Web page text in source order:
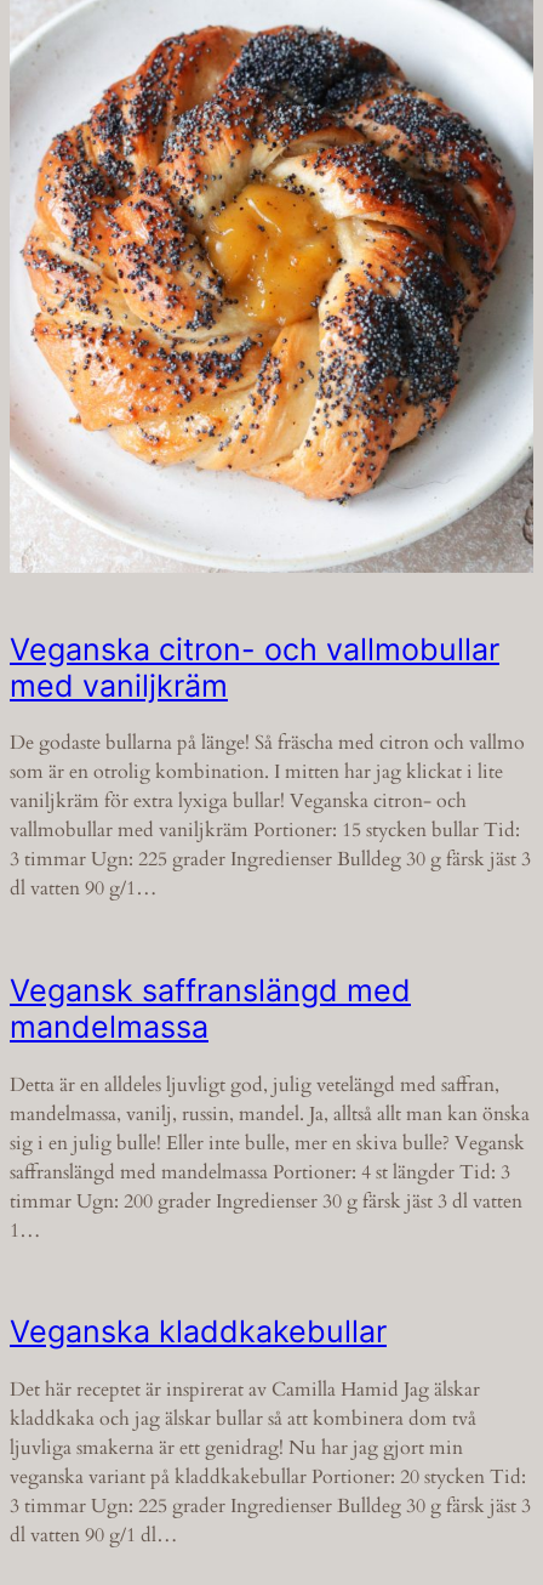
Veganska citron- och vallmobullar
med vaniljkräm
De godaste bullarna på länge! Så fräscha med citron och vallmo
som är en otrolig kombination. I mitten har jag klickat i lite
vaniljkräm för extra lyxiga bullar! Veganska citron- och
vallmobullar med vaniljkräm Portioner: 15 stycken bullar Tid:
3 timmar Ugn: 225 grader Ingredienser Bulldeg 30 g färsk jäst 3
dl vatten 90 g/1…
Vegansk saffranslängd med
mandelmassa
Detta är en alldeles ljuvligt god, julig vetelängd med saffran,
mandelmassa, vanilj, russin, mandel. Ja, alltså allt man kan önska
sig i en julig bulle! Eller inte bulle, mer en skiva bulle? Vegansk
saffranslängd med mandelmassa Portioner: 4 st längder Tid: 3
timmar Ugn: 200 grader Ingredienser 30 g färsk jäst 3 dl vatten
1…
Veganska kladdkakebullar
Det här receptet är inspirerat av Camilla Hamid Jag älskar
kladdkaka och jag älskar bullar så att kombinera dom två
ljuvliga smakerna är ett genidrag! Nu har jag gjort min
veganska variant på kladdkakebullar Portioner: 20 stycken Tid:
3 timmar Ugn: 225 grader Ingredienser Bulldeg 30 g färsk jäst 3
dl vatten 90 g/1 dl…